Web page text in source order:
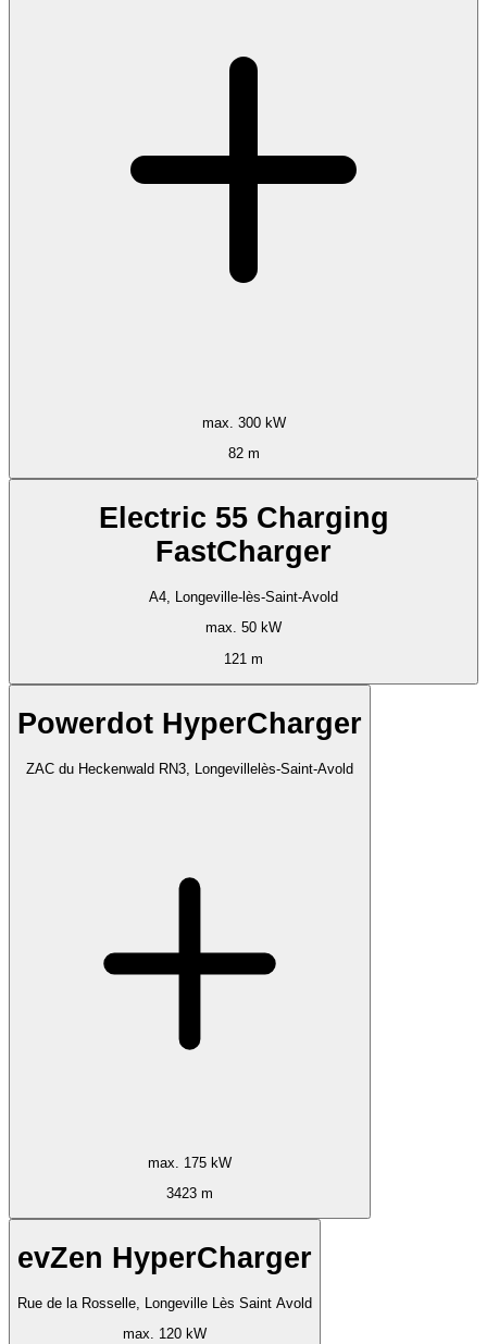
max. 300 kW
82 m
Electric 55 Charging
FastCharger
A4, Longeville-lès-Saint-Avold
max. 50 kW
121 m
Powerdot HyperCharger
ZAC du Heckenwald RN3, Longevillelès-Saint-Avold
max. 175 kW
3423 m
evZen HyperCharger
Rue de la Rosselle, Longeville Lès Saint Avold
max. 120 kW